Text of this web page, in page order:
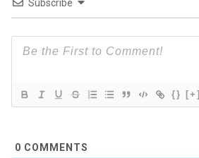
Subscribe
{} [+]
0 COMMENTS